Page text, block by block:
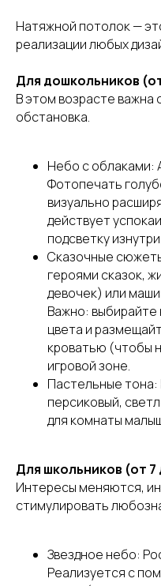
Натяжной потолок —
реализации любых
Для дошкольников
В этом возрасте важна
обстановка.
Небо с облаками:
Фотопечать
визуально
действует
подсветку изнутри.
Сказочные
героями сказок,
девочек) или
Важно: выбирайте
цвета и
кроватью (чтобы
игровой зоне.
Пастельные
персиковый,
для комнаты
Для школьников (от 7
Интересы меняются,
стимулировать
Звездное небо:
Реализуется с
Заказать
мы ответим на любые
Перезвоните
Закажите
иполучите
составим смету и дадим
скидку на первый заказ